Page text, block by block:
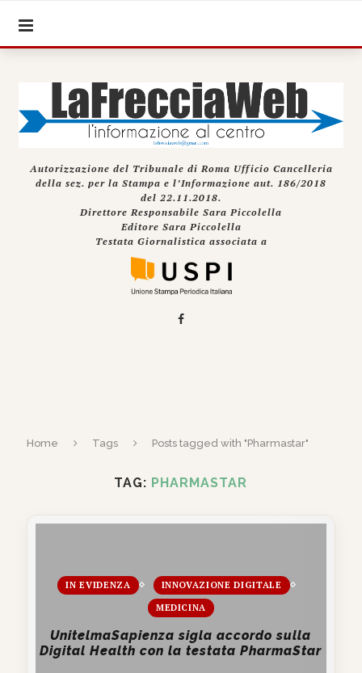
Autorizzazione del Tribunale di Roma Ufficio Cancelleria
della sez. per la Stampa e l’Informazione aut. 186/2018
del 22.11.2018.
Direttore Responsabile Sara Piccolella
Editore Sara Piccolella
Testata Giornalistica associata a
Home Tags Posts tagged with "Pharmastar"
TAG: PHARMASTAR
IN EVIDENZA
INNOVAZIONE DIGITALE
MEDICINA
UnitelmaSapienza sigla accordo sulla
Digital Health con la testata PharmaStar